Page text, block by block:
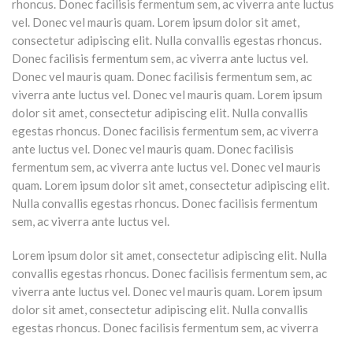
rhoncus. Donec facilisis fermentum sem, ac viverra ante luctus
vel. Donec vel mauris quam. Lorem ipsum dolor sit amet,
consectetur adipiscing elit. Nulla convallis egestas rhoncus.
Donec facilisis fermentum sem, ac viverra ante luctus vel.
Donec vel mauris quam. Donec facilisis fermentum sem, ac
viverra ante luctus vel. Donec vel mauris quam. Lorem ipsum
dolor sit amet, consectetur adipiscing elit. Nulla convallis
egestas rhoncus. Donec facilisis fermentum sem, ac viverra
ante luctus vel. Donec vel mauris quam. Donec facilisis
fermentum sem, ac viverra ante luctus vel. Donec vel mauris
quam. Lorem ipsum dolor sit amet, consectetur adipiscing elit.
Nulla convallis egestas rhoncus. Donec facilisis fermentum
sem, ac viverra ante luctus vel.
Lorem ipsum dolor sit amet, consectetur adipiscing elit. Nulla
convallis egestas rhoncus. Donec facilisis fermentum sem, ac
viverra ante luctus vel. Donec vel mauris quam. Lorem ipsum
dolor sit amet, consectetur adipiscing elit. Nulla convallis
egestas rhoncus. Donec facilisis fermentum sem, ac viverra